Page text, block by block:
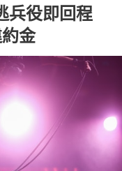
兵役即回程
金